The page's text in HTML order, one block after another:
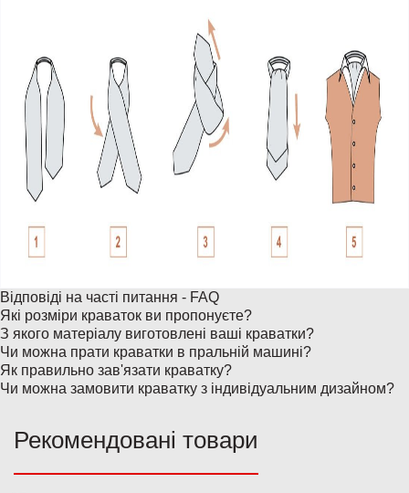
Відповіді на часті питання - FAQ
Які розміри краваток ви пропонуєте?
З якого матеріалу виготовлені ваші краватки?
Чи можна прати краватки в пральній машині?
Як правильно зав'язати краватку?
Чи можна замовити краватку з індивідуальним дизайном?
Рекомендовані товари